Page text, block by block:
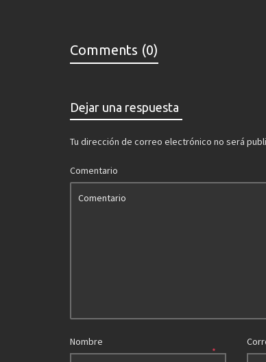
Comments (0)
Dejar una respuesta
Tu dirección de correo electrónico no será
Comentario
Nombre
*